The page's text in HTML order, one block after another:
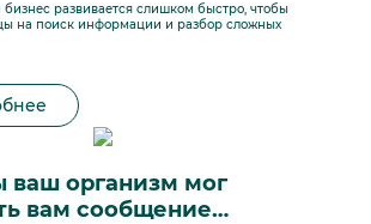
развивается слишком быстро, чтобы
на поиск информации и разбор сложных
ваш организм мог
вам сообщение…